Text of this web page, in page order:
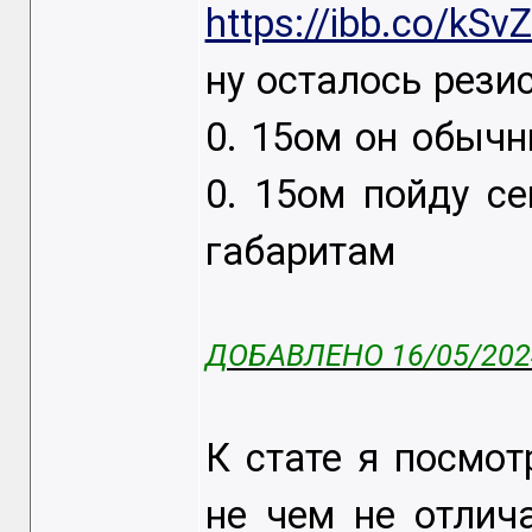
https://ibb.co/
ну осталось
0. 15ом он
0. 15ом пойду
габаритам
ДОБАВЛЕНО 16/05/
К стате я
не чем не